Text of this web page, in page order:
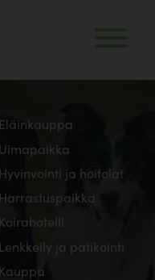
Eläinkauppa
Uimapaikka
Hyvinvointi ja hoitolat
Harrastuspaikka
Koirahotelli
Lenkkeily ja patikointi
Kauppa